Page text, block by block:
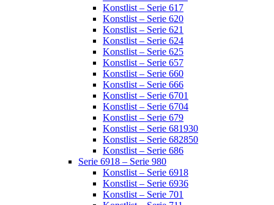
Konstlist – Serie 617
Konstlist – Serie 620
Konstlist – Serie 621
Konstlist – Serie 624
Konstlist – Serie 625
Konstlist – Serie 657
Konstlist – Serie 660
Konstlist – Serie 666
Konstlist – Serie 6701
Konstlist – Serie 6704
Konstlist – Serie 679
Konstlist – Serie 681930
Konstlist – Serie 682850
Konstlist – Serie 686
Serie 6918 – Serie 980
Konstlist – Serie 6918
Konstlist – Serie 6936
Konstlist – Serie 701